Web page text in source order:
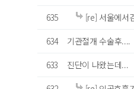
635
[re] 서울에서
634
기관절개 수술후....
633
진단이 나왔는데...